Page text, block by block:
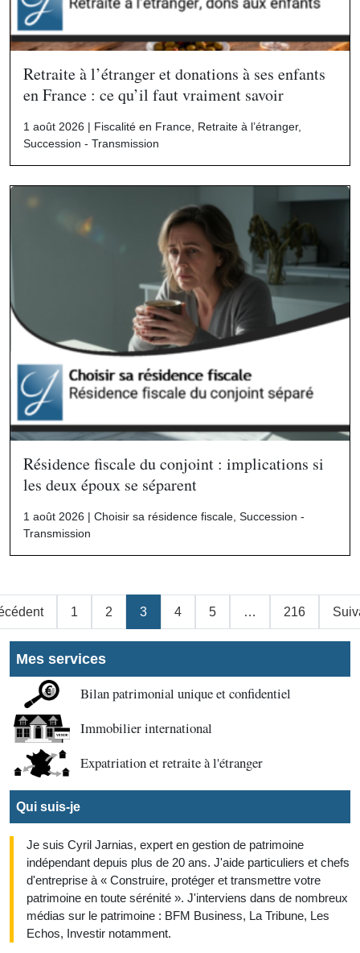
Retraite à l’étranger et donations à ses enfants
en France : ce qu’il faut vraiment savoir
1 août 2026 | Fiscalité en France Retraite à l’étranger,
Succession - Transmission
Résidence fiscale du conjoint : implications si
les deux époux se séparent
1 août 2026 | Choisir sa résidence fiscale, Succession -
Transmission
1 2 3 4 5 … 216
Mes services
Bilan patrimonial unique et confidentiel
Immobilier international
Expatriation et retraite à l'étranger
Qui suis-je
Je suis Cyril Jarnias, expert en gestion de patrimoine
indépendant depuis plus de 20 ans. J'aide particuliers et chefs
d'entreprise à « Construire, protéger et transmettre votre
patrimoine en toute sérénité ». J'interviens dans de nombreux
médias sur le patrimoine : BFM Business, La Tribune, Les
Echos, Investir notamment.